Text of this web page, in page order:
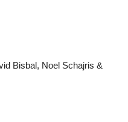
Bisbal, Noel Schajris &